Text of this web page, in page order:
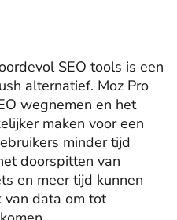
SEO tools is een
alternatief. Moz Pro
wegnemen en het
maken voor een
minder tijd
doorspitten van
en meer tijd kunnen
van data om tot